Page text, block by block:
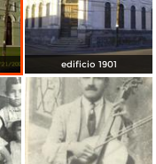
edificio 1901